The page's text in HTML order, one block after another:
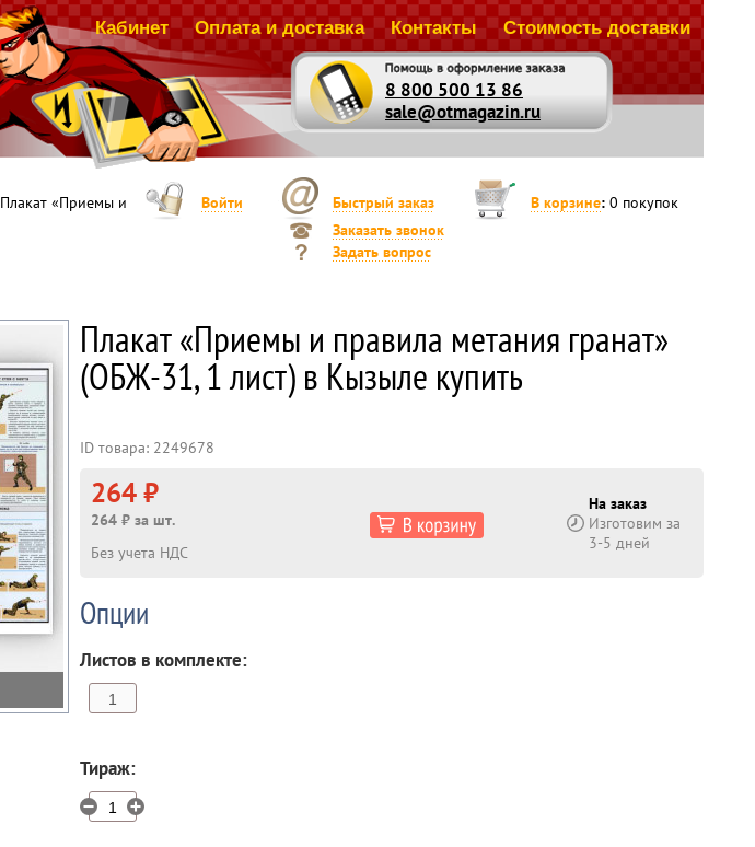
8 800 500 13 86
sale@otmagazin.ru
Кабинет Оплата и доставка Контакты Стоимость доставки
Плакат «Приемы и
Войти Быстрый заказ В корзине: 0 покупок
Заказать звонок
Задать вопрос
Плакат «Приемы и правила метания гранат»
(ОБЖ-31, 1 лист) в Кызыле купить
ID товара: 2249678
264 ₽
264 ₽ за шт.
Без учета НДС
На заказ
Изготовим за
3-5 дней
Опции
Листов в комплекте:
Тираж: